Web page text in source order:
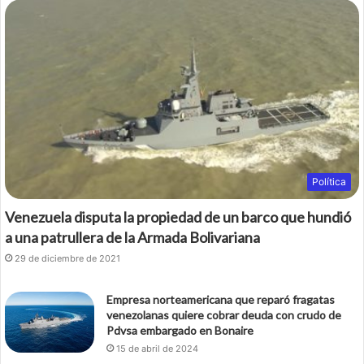
Política
Venezuela disputa la propiedad de un barco que hundió
a una patrullera de la Armada Bolivariana
29 de diciembre de 2021
Empresa norteamericana que reparó fragatas
venezolanas quiere cobrar deuda con crudo de
Pdvsa embargado en Bonaire
15 de abril de 2024